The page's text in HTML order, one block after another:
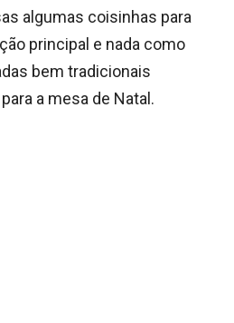
algumas coisinhas para
principal e nada como
bem tradicionais
a mesa de Natal.